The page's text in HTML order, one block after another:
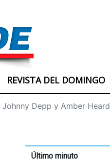
REVISTA DEL DOMINGO
Depp y Amber Heard
Último minuto